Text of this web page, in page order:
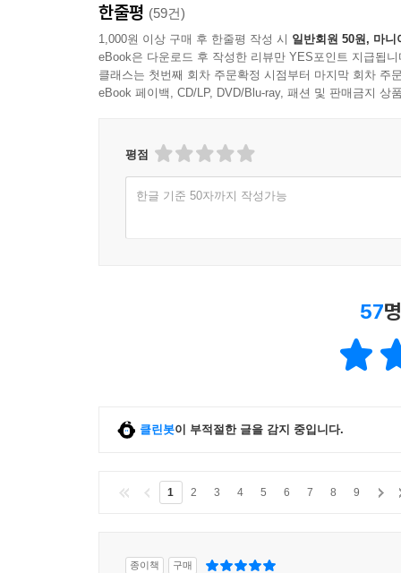
한줄평 (59건)
1,000원 이상 구매 후 한줄평 작성 시 일반회원 50원, 마니
eBook은 다운로드 후 작성한 리뷰만 YES포인트 지급됩니
클래스는 첫번째 회차 주문확정 시점부터 마지막 회차 주
eBook 페이백, CD/LP, DVD/Blu-ray, 패션 및 판매금지 상
평점
한글 기준 50자까지 작성가능
57
클린봇이 부적절한 글을 감지 중입니다.
1 2 3 4 5 6 7 8 9
종이책 구매